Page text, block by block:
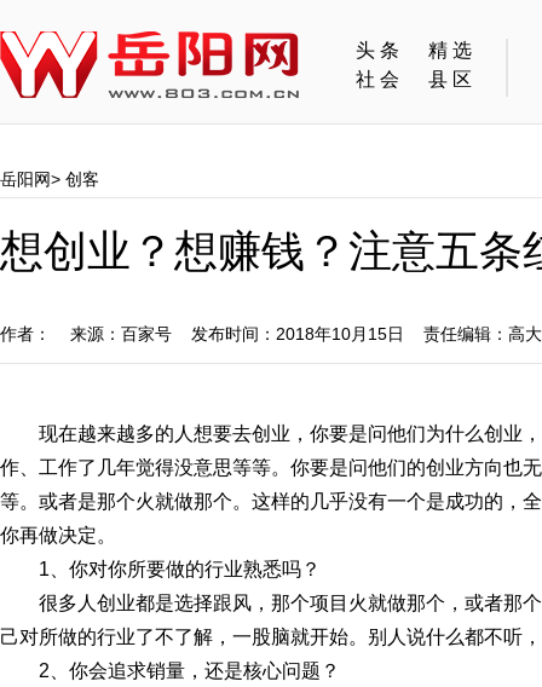
头条
精选
社会
县区
岳阳网> 创客
想创业？想赚钱？注意五
作者： 来源：百家号 发布时间：2018年10月15日 责任编辑：高
现在越来越多的人想要去创业，你要是问他们为什么创业
作、工作了几年觉得没意思等等。你要是问他们的创业方向也
等。或者是那个火就做那个。这样的几乎没有一个是成功的，
你再做决定。
1、你对你所要做的行业熟悉吗？
很多人创业都是选择跟风，那个项目火就做那个，或者那
己对所做的行业了不了解，一股脑就开始。别人说什么都不听
2、你会追求销量，还是核心问题？